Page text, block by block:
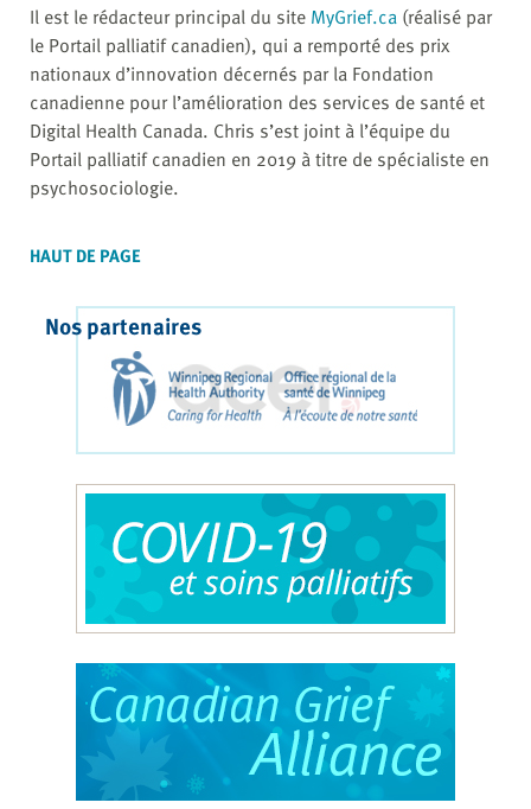
Il est le rédacteur principal du site MyGrief.ca (réalisé par
le Portail palliatif canadien), qui a remporté des prix
nationaux d’innovation décernés par la Fondation
canadienne pour l’amélioration des services de santé et
Digital Health Canada. Chris s’est joint à l’équipe du
Portail palliatif canadien en 2019 à titre de spécialiste en
psychosociologie.
HAUT DE PAGE
Nos partenaires